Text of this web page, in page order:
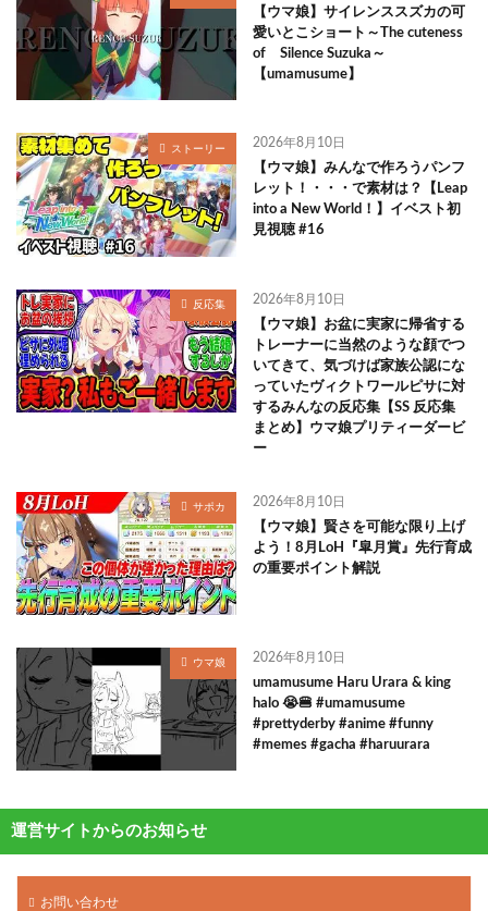
【ウマ娘】サイレンススズカの可
愛いとこショート～The cuteness
of Silence Suzuka～
【umamusume】
ストーリー 2026年8月10日
【ウマ娘】みんなで作ろうパンフ
レット！・・・で素材は？【Leap
into a New World！】イベスト初
見視聴 #16
反応集 2026年8月10日
【ウマ娘】お盆に実家に帰省する
トレーナーに当然のような顔でつ
いてきて、気づけば家族公認にな
っていたヴィクトワールピサに対
するみんなの反応集【SS 反応集
まとめ】ウマ娘プリティーダービ
ー
サポカ 2026年8月10日
【ウマ娘】賢さを可能な限り上げ
よう！8月LoH『皐月賞』先行育成
の重要ポイント解説
ウマ娘 2026年8月10日
umamusume Haru Urara & king
halo 😭🍔 #umamusume
#prettyderby #anime #funny
#memes #gacha #haruurara
運営サイトからのお知らせ
お問い合わせ